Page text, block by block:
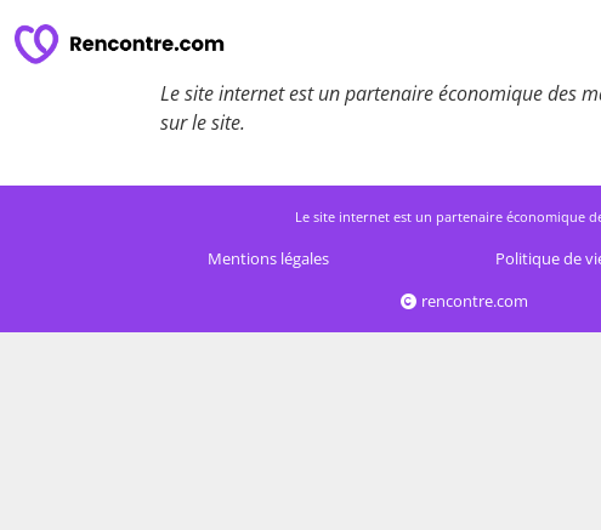
Le site internet est un partenaire économique des
sur le site.
Le site internet est un partenaire économique
Mentions légales Politique de
rencontre.com